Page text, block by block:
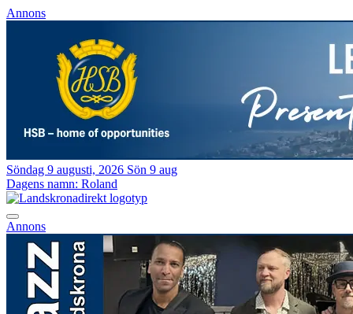
Annons
Söndag 9 augusti, 2026 Sön 9 aug
Dagens namn: Roland
Annons